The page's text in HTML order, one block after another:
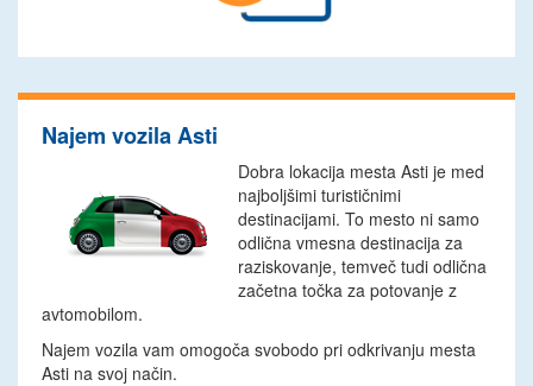
Najem vozila Asti
Dobra lokacija mesta Asti je med
najboljšimi turističnimi
destinacijami. To mesto ni samo
odlična vmesna destinacija za
raziskovanje, temveč tudi odlična
začetna točka za potovanje z
avtomobilom.
Najem vozila vam omogoča svobodo pri odkrivanju mesta
Asti na svoj način.